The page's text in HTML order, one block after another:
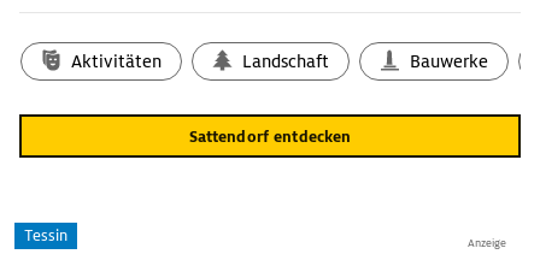
Aktivitäten Landschaft Bauwerke
Sattendorf entdecken
Anzeige
Tessin